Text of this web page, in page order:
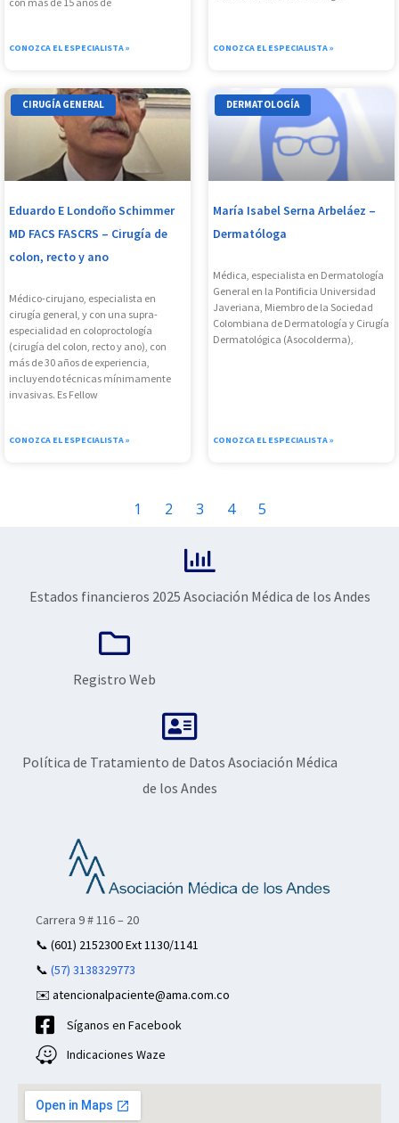
CONOZCA EL ESPECIALISTA » CONOZCA EL ESPECIALISTA »
CIRUGÍA GENERAL
Eduardo E Londoño Schimmer
MD FACS FASCRS – Cirugía de
colon, recto y ano
Médico-cirujano, especialista en
cirugía general, y con una supra-
especialidad en coloproctología
(cirugía del colon, recto y ano), con
más de 30 años de experiencia,
incluyendo técnicas mínimamente
invasivas. Es Fellow
CONOZCA EL ESPECIALISTA »
DERMATOLOGÍA
María Isabel Serna Arbeláez –
Dermatóloga
Médica, especialista en Dermatología
General en la Pontificia Universidad
Javeriana, Miembro de la Sociedad
Colombiana de Dermatología y Cirugía
Dermatológica (Asocolderma),
CONOZCA EL ESPECIALISTA »
1 2 3 4 5
Estados financieros 2025 Asociación Médica de los Andes
Registro Web
Política de Tratamiento de Datos Asociación Médica
de los Andes
Carrera 9 # 116 – 20
📞 (601) 2152300 Ext 1130/1141
📞 (57) 3138329773
✉️ atencionalpaciente@ama.com.co
Síganos en Facebook
Indicaciones Waze